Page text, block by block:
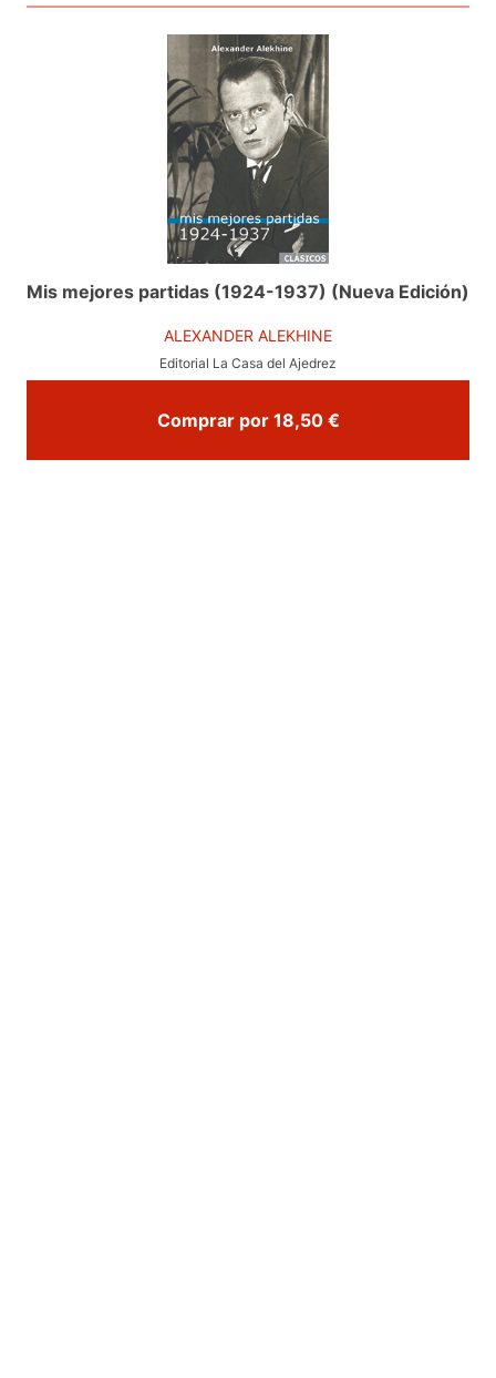
Mis mejores partidas (1924-1937) (Nueva Edición)
ALEXANDER ALEKHINE
Editorial La Casa del Ajedrez
Comprar por 18,50 €